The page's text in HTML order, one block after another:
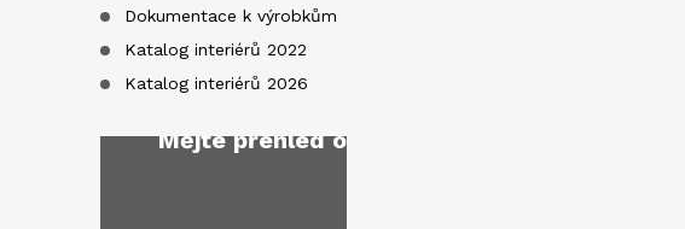
Dokumentace k výrobkům
Katalog interiérů 2022
Katalog interiérů 2026
Mějte přehled o novinkách